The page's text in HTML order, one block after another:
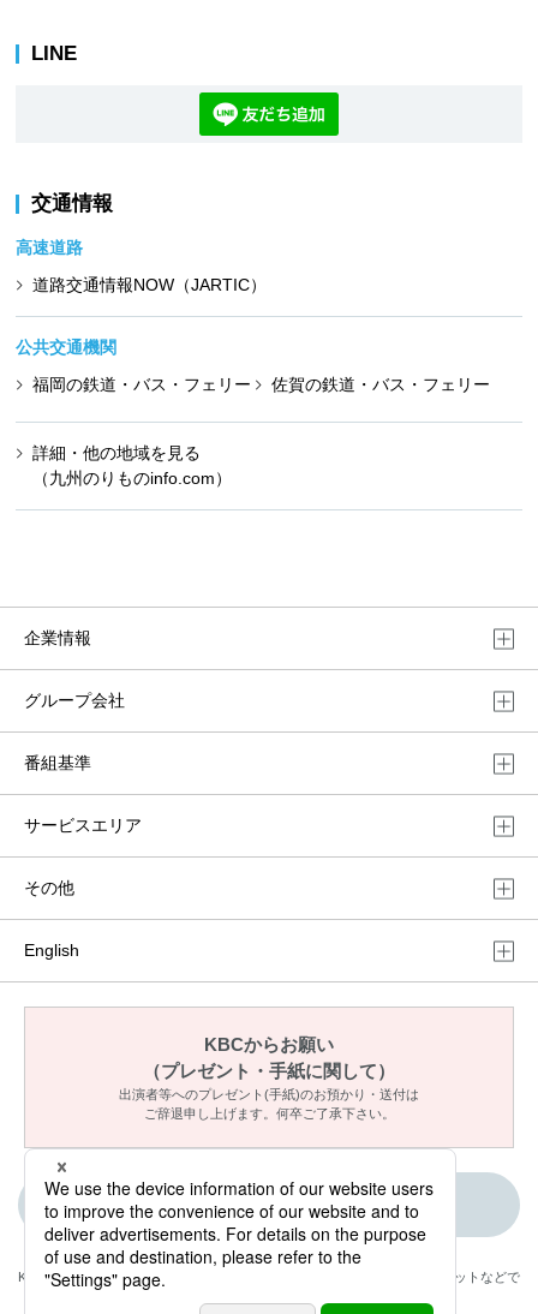
LINE
交通情報
高速道路
道路交通情報NOW（JARTIC）
公共交通機関
福岡の鉄道・バス・フェリー
佐賀の鉄道・バス・フェリー
詳細・他の地域を見る
（九州のりものinfo.com）
企業情報
グループ会社
番組基準
サービスエリア
その他
English
KBCからお願い
（プレゼント・手紙に関して）
出演者等へのプレゼント(手紙)のお預かり・送付は
ご辞退申し上げます。何卒ご了承下さい。
ご意見・メッセージ
KBCが取材・撮影した情報・映像は国内外のテレビ・ラジオ・インターネットなどで